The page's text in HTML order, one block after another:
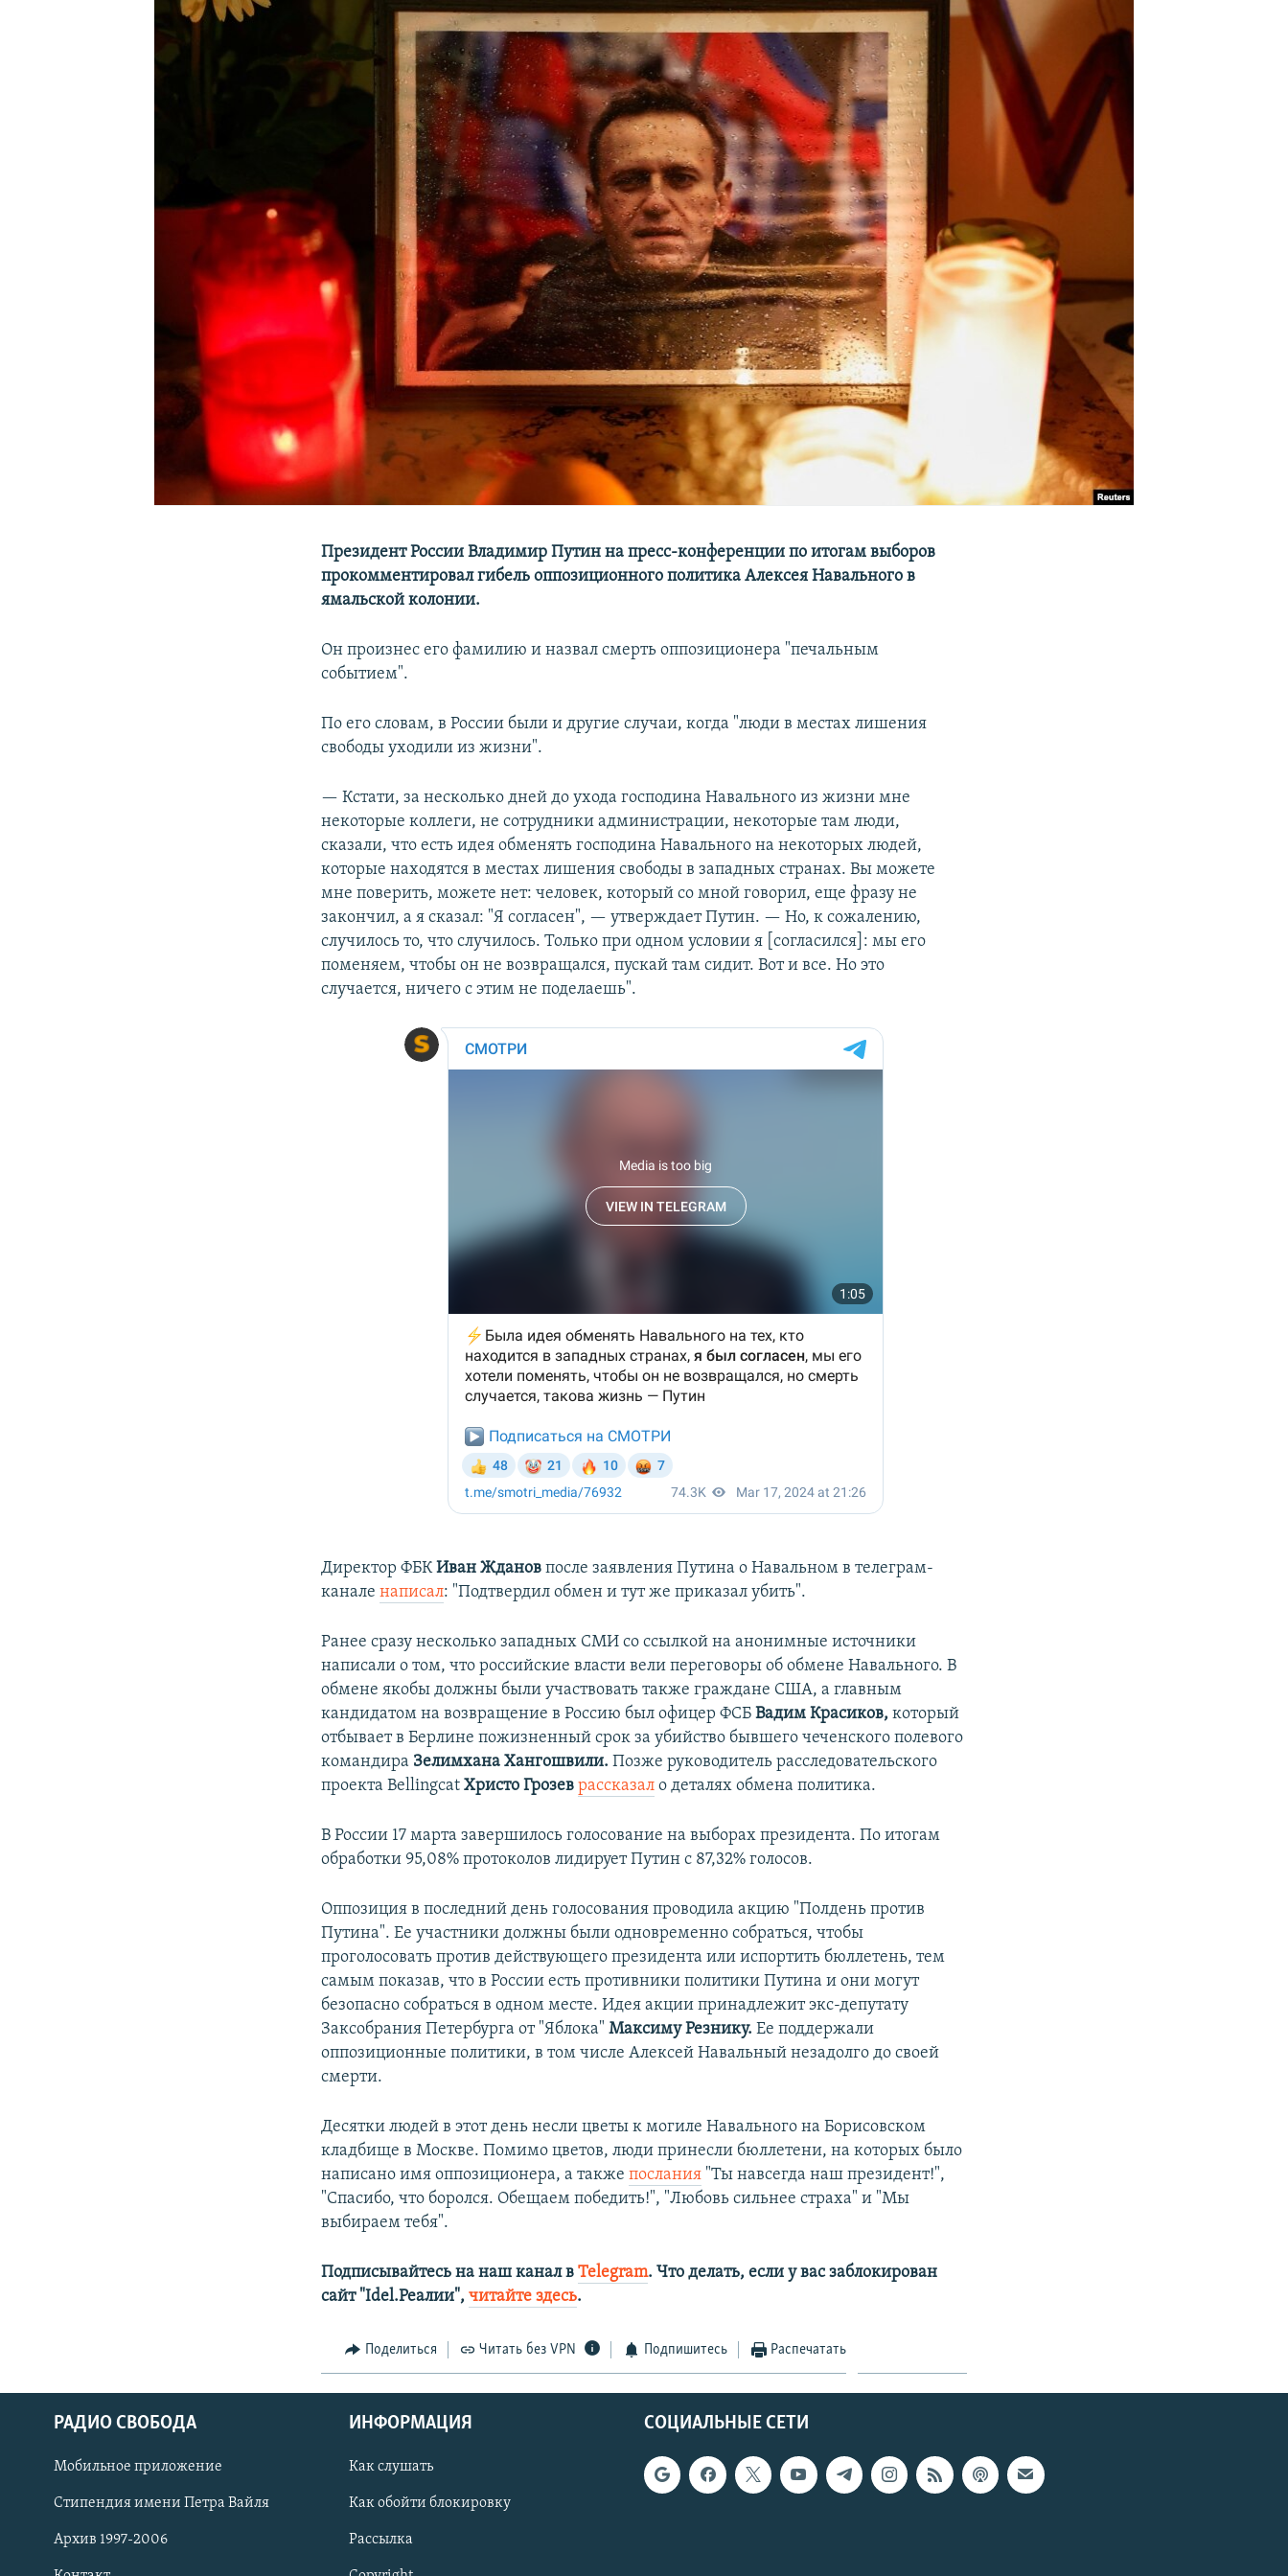
СОЦИАЛЬНЫЕ СЕТИ
Президент России Владимир Путин на пресс-конференции по итогам выборов
прокомментировал гибель оппозиционного политика Алексея Навального в
ямальской колонии.
Он произнес его фамилию и назвал смерть оппозиционера "печальным
событием".
По его словам, в России были и другие случаи, когда "люди в местах лишения
свободы уходили из жизни".
— Кстати, за несколько дней до ухода господина Навального из жизни мне
некоторые коллеги, не сотрудники администрации, некоторые там люди,
сказали, что есть идея обменять господина Навального на некоторых людей,
которые находятся в местах лишения свободы в западных странах. Вы можете
мне поверить, можете нет: человек, который со мной говорил, еще фразу не
закончил, а я сказал: "Я согласен", — утверждает Путин. — Но, к сожалению,
случилось то, что случилось. Только при одном условии я [согласился]: мы его
поменяем, чтобы он не возвращался, пускай там сидит. Вот и все. Но это
случается, ничего с этим не поделаешь".
Директор ФБКИван Жданов после заявления Путина о Навальном в телеграм-
каналенаписал: "Подтвердил обмен и тут же приказал убить".
Ранее сразу несколько западных СМИ со ссылкой на анонимные источники
написали о том, что российские власти вели переговоры об обмене Навального. В
обмене якобы должны были участвовать также граждане США, а главным
кандидатом на возвращение в Россию был офицер ФСБВадим Красиков, который
отбывает в Берлине пожизненный срок за убийство бывшего чеченского полевого
командира Зелимхана Хангошвили. Позже руководитель расследовательского
проекта BellingcatХристо Грозеврассказал о деталях обмена политика.
В России 17 марта завершилось голосование на выборах президента. По итогам
обработки 95,08% протоколов лидирует Путин с 87,32% голосов.
Оппозиция в последний день голосования проводила акцию "Полдень против
Путина". Ее участники должны были одновременно собраться, чтобы
проголосовать против действующего президента или испортить бюллетень, тем
самым показав, что в России есть противники политики Путина и они могут
безопасно собраться в одном месте. Идея акции принадлежит экс-депутату
Заксобрания Петербурга от "Яблока"Максиму Резнику.Ее поддержали
оппозиционные политики, в том числе Алексей Навальный незадолго до своей
смерти.
Десятки людей в этот день несли цветы к могиле Навального на Борисовском
кладбище в Москве. Помимо цветов, люди принесли бюллетени, на которых было
написано имя оппозиционера, а такжепослания "Ты навсегда наш президент!",
"Спасибо, что боролся. Обещаем победить!", "Любовь сильнее страха" и "Мы
выбираем тебя".
Подписывайтесь на наш канал вTelegram. Что делать, если у вас заблокирован
сайт "Idel.Реалии",читайте здесь.
Поделиться Читать без VPN Подпишитесь Распечатать
СОЦИАЛЬНЫЕ СЕТИ
РАДИО СВОБОДА
Мобильное приложение
Стипендия имени Петра Вайля
Архив 1997-2006
ИНФОРМАЦИЯ
Как слушать
Как обойти блокировку
Рассылка